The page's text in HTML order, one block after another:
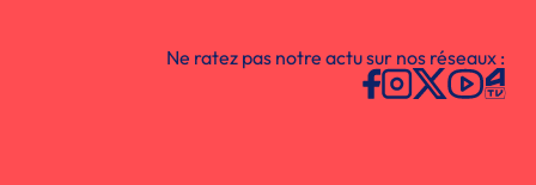
Ne ratez pas notre actu sur nos réseaux :